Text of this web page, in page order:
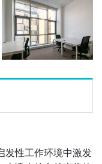
发性工作环境中激发